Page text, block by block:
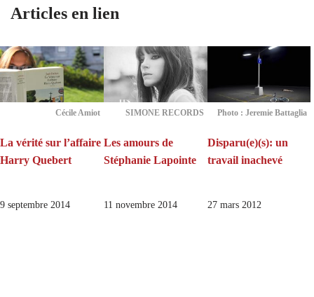
Articles en lien
Cécile Amiot
La vérité sur l’affaire
Harry Quebert
9 septembre 2014
SIMONE RECORDS
Les amours de
Stéphanie Lapointe
11 novembre 2014
Photo : Jeremie Battaglia
Disparu(e)(s): un
travail inachevé
27 mars 2012